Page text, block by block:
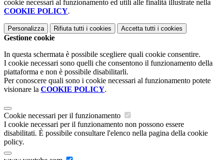
cookie necessari al funzionamento ed utili alle finalità illustrate nella
COOKIE POLICY.
Personalizza Rifiuta tutti i cookies Accetta tutti i cookies
Gestione cookie
In questa schermata è possibile scegliere quali cookie consentire.
I cookie necessari sono quelli che consentono il funzionamento della
piattaforma e non è possibile disabilitarli.
Per conoscere quali sono i cookie necessari al funzionamento potete
visionare la COOKIE POLICY.
Cookie necessari per il funzionamento
I cookie necessari per il funzionamento non possono essere
disabilitati. È possibile consultare l'elenco nella pagina della cookie
policy.